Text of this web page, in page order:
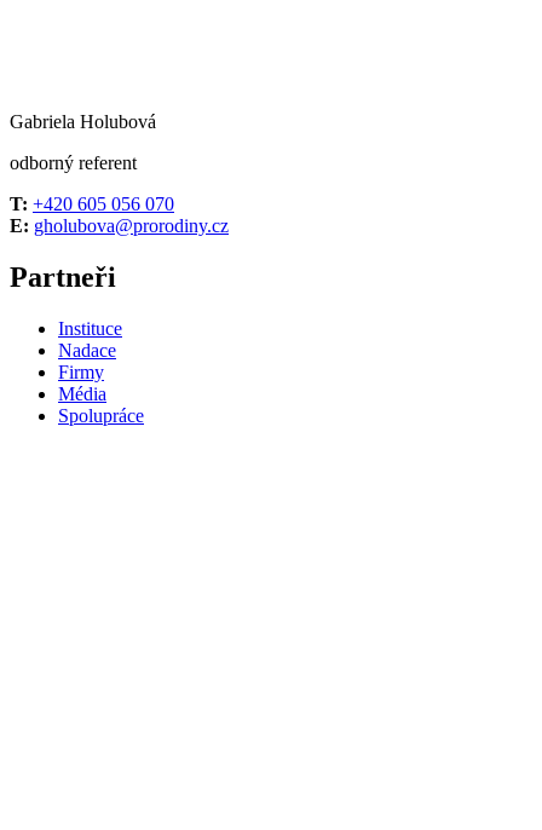
Gabriela Holubová
odborný referent
T: +420 605 056 070
E: gholubova@prorodiny.cz
Partneři
Instituce
Nadace
Firmy
Média
Spolupráce